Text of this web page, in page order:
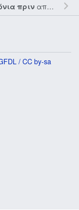
πριναπό τον την
/ CC by-sa